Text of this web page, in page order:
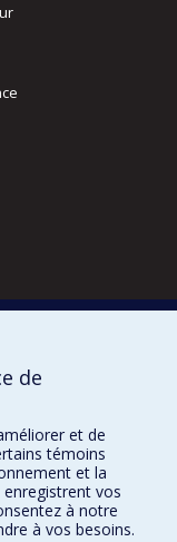
de
et de
témoins
et la
enregistrent vos
à notre
à vos besoins.